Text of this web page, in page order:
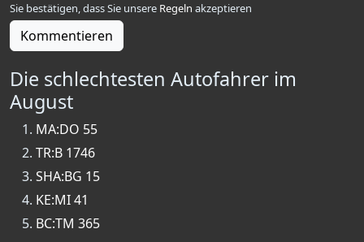
Sie bestätigen, dass Sie unsere Regeln akzeptieren
Kommentieren
Die schlechtesten Autofahrer im
August
MA:DO 55
TR:B 1746
SHA:BG 15
KE:MI 41
BC:TM 365